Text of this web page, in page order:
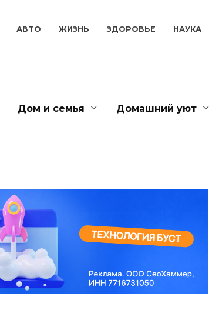
АВТО ЖИЗНЬ ЗДОРОВЬЕ НАУКА
Дом и семья Домашний уют